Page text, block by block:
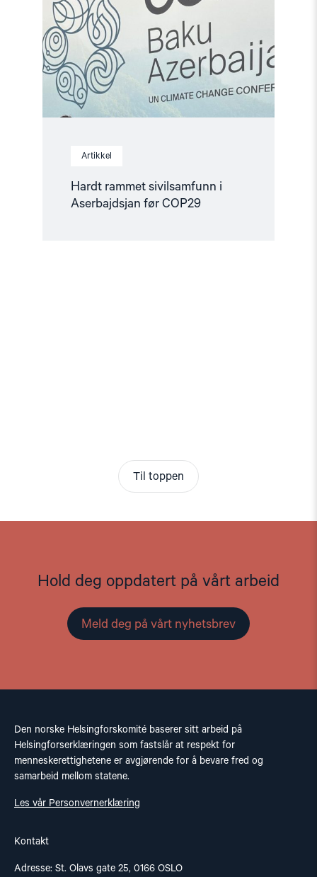
Artikkel
Hardt rammet sivilsamfunn i
Aserbajdsjan før COP29
i
Aserbajdsjan
før
COP29"
Til toppen
Hold deg oppdatert på vårt arbeid
Meld deg på vårt nyhetsbrev
Den norske Helsingforskomité baserer sitt arbeid på
Helsingforserklæringen som fastslår at respekt for
menneskerettighetene er avgjørende for å bevare fred og
samarbeid mellom statene.
Les vår Personvernerklæring
Kontakt
Adresse: St. Olavs gate 25, 0166 OSLO